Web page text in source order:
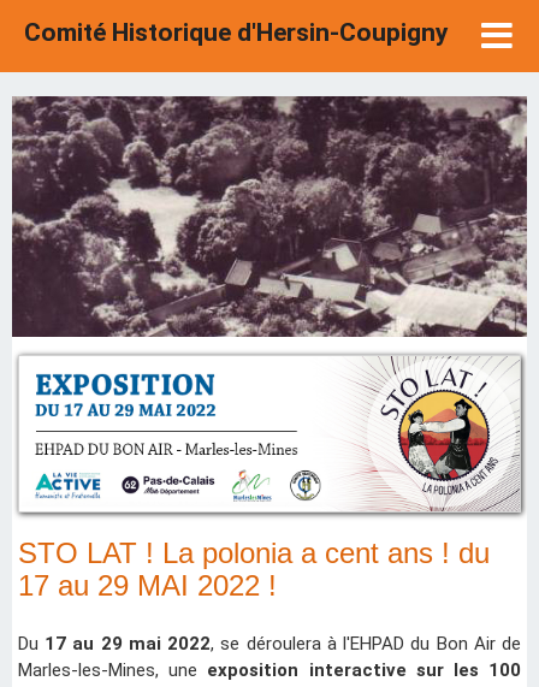
Comité Historique d'Hersin-Coupigny
STO LAT ! La polonia a cent ans ! du
17 au 29 MAI 2022 !
Du 17 au 29 mai 2022, se déroulera à l'EHPAD du Bon Air de
Marles-les-Mines, une exposition interactive sur les 100